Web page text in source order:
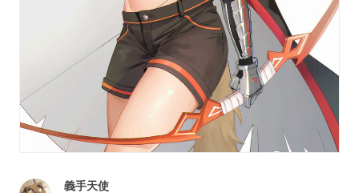
義手天使